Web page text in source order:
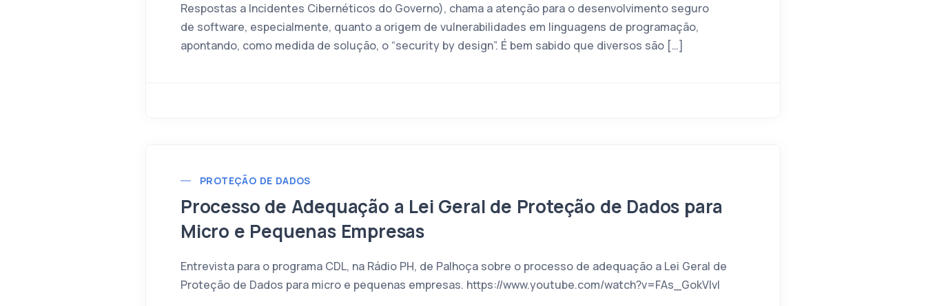
Respostas a Incidentes Cibernéticos do Governo), chama a atenção para o desenvolvimento seguro
de software, especialmente, quanto a origem de vulnerabilidades em linguagens de programação,
apontando, como medida de solução, o “security by design”. É bem sabido que diversos são […]
PROTEÇÃO DE DADOS
Processo de Adequação a Lei Geral de Proteção de Dados para
Micro e Pequenas Empresas
Entrevista para o programa CDL, na Rádio PH, de Palhoça sobre o processo de adequação a Lei Geral de
Proteção de Dados para micro e pequenas empresas. https://www.youtube.com/watch?v=FAs_GokVIvI